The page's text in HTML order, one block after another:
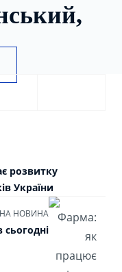
розвитку
України
НОВИНА